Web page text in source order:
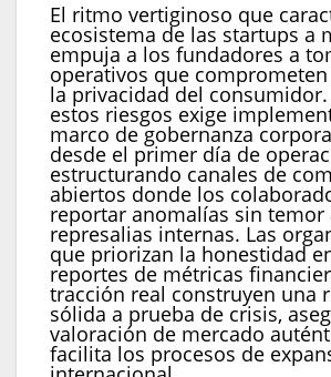
El ritmo vertiginoso que
ecosistema de las startups a
empuja a los fundadores a
operativos que
la privacidad del
estos riesgos exige
marco de gobernanza
desde el primer día de
estructurando canales de
abiertos donde los
reportar anomalías sin temor
represalias internas. Las
que priorizan la honestidad
reportes de métricas
tracción real construyen una
sólida a prueba de crisis,
valoración de mercado
facilita los procesos de